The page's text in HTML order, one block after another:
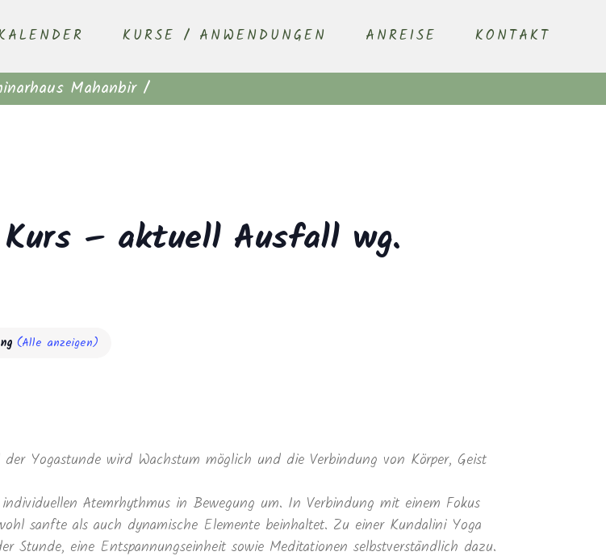
KURSE / ANWENDUNGEN ANREISE KONTAKT
Mahanbir/
– aktuell Ausfall wg.
(Alle anzeigen)
Yogastunde wird Wachstum möglich und die Verbindung von Körper, Geist
Atemrhythmus in Bewegung um. In Verbindung mit einem Fokus
sanfte als auch dynamische Elemente beinhaltet. Zu einer Kundalini Yoga
eine Entspannungseinheit sowie Meditationen selbstverständlich dazu.